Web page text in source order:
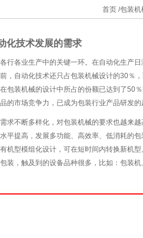
首页 /包装
化技术发展的需求
行各业生产中的关键一环。在自动化生产日
，自动化技术还只占包装机械设计的30％
包装机械的设计中所占的份额已达到了50
市场竞争力，已成为包装行业产品研发的
求不断多样化，对包装机械的要求也越来
平提高，发展多功能、高效率、低消耗的
机型模组化设计，可在短时间内转换新机
，触及到的设备品种很多，比如：包装机